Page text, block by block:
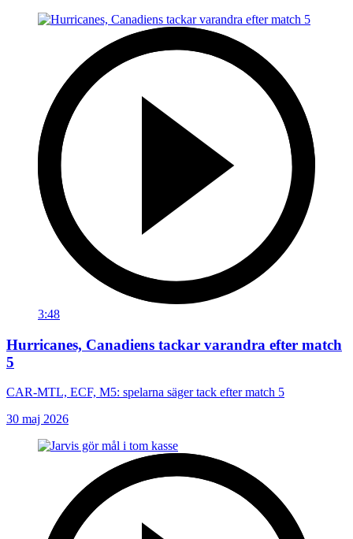
3:48
Hurricanes, Canadiens tackar varandra efter match
5
CAR-MTL, ECF, M5: spelarna säger tack efter match 5
30 maj 2026